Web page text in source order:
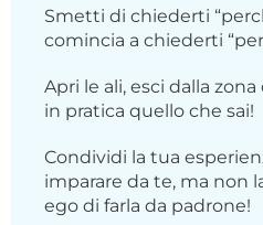
Smetti di chiederti
comincia a chiederti
Apri le ali, esci dalla
in pratica quello che sai!
Condividi la tua
imparare da te, ma non
ego di farla da padrone!